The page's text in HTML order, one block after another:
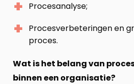
Procesanalyse;
Procesverbeteringen en
proces.
Wat is het belang van
binnen een organisatie?